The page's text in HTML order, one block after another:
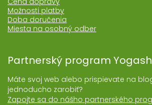
Možnosti platby
Doba doručenia
Miesta na osobný odber
Partnerský program
Máte svoj web alebo prispievate na
jednoducho zarobiť?
Zapojte sa do nášho partnerského